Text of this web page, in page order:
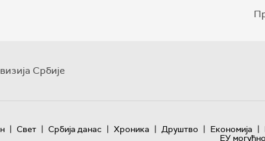
Србије
| Свет | Србија данас | Хроника | Друштво | Економија |
ЕУ